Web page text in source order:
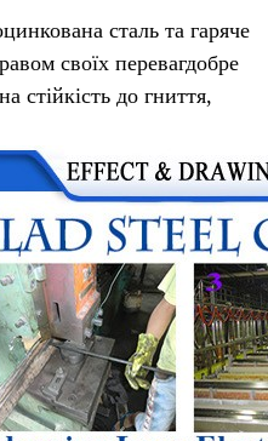
сталь та гаряче
своїх перевагдобре
стійкість до гниття,